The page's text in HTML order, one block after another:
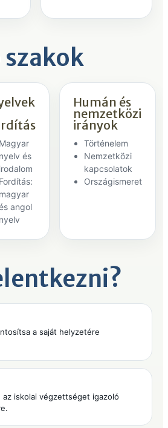
Magyar
nyelv és
irodalom
Fordítás:
magyar
angol
nyelv
Humán és
nemzetközi
irányok
Történelem
Nemzetközi
kapcsolatok
Országismeret
a saját helyzetére
iskolai végzettséget igazoló